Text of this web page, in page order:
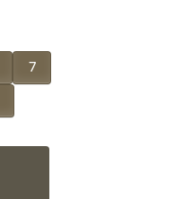
7